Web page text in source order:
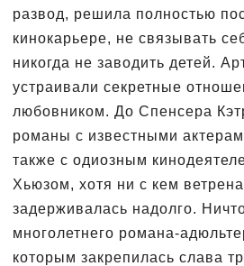
развод, решила полностью
кинокарьере, не связывать
никогда не заводить детей.
устраивали секретные
любовником. До Спенсера
романы с известными
также с одиозным
Хьюзом, хотя ни с кем
задерживалась надолго.
многолетнего романа-
которым закрепилась слава